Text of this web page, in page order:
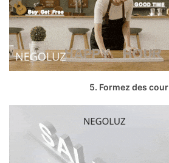
5. Formez des